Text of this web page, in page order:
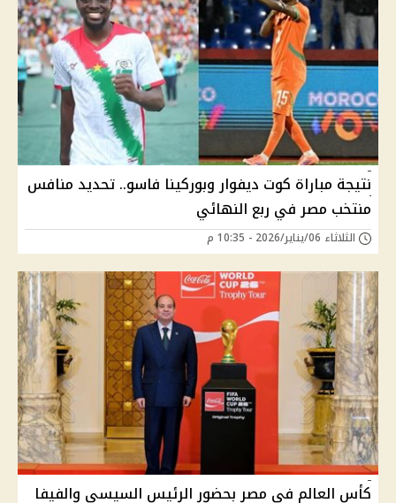
نتيجة مباراة كوت ديفوار وبوركينا فاسو.. تحديد منافس
منتخب مصر في ربع النهائي
الثلاثاء 06/يناير/2026 - 10:35 م
كأس العالم في مصر بحضور الرئيس السيسي والفيفا